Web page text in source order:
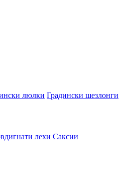
люлки Градински шезлонги
лехи Саксии